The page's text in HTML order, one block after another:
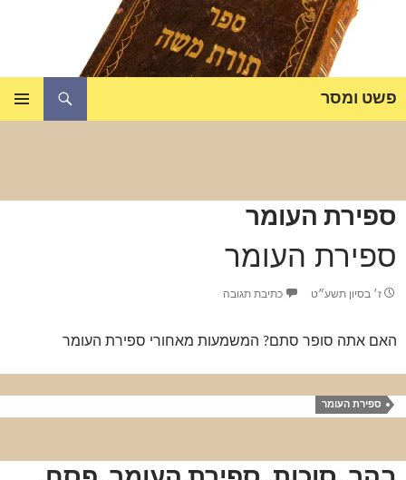
פשט ומסר
ספירת העומר
ספירת העומר
ז׳ בסיון תשע״ט כתיבת תגובה
האם אתה סופר סתם? המשמעות מאחורי ספירת העומר
ספירת העומר